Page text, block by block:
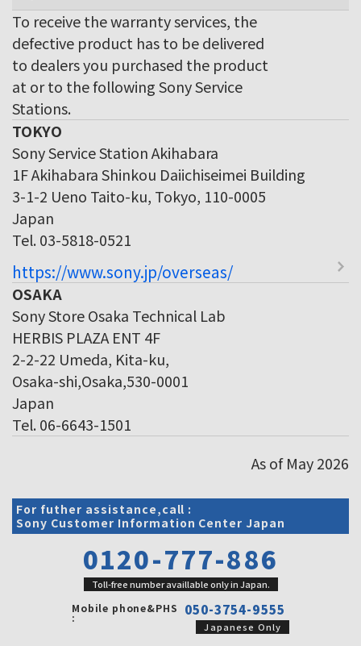
To receive the warranty services, the
defective product has to be delivered
to dealers you purchased the product
at or to the following Sony Service
Stations.
TOKYO
Sony Service Station Akihabara
1F Akihabara Shinkou Daiichiseimei Building
3-1-2 Ueno Taito-ku, Tokyo, 110-0005
Japan
Tel. 03-5818-0521
https://www.sony.jp/overseas/
OSAKA
Sony Store Osaka Technical Lab
HERBIS PLAZA ENT 4F
2-2-22 Umeda, Kita-ku,
Osaka-shi,Osaka,530-0001
Japan
Tel. 06-6643-1501
As of May 2026
For futher assistance,call :
Sony Customer Information Center Japan
0120-777-886
Toll-free number availlable only in Japan.
Mobile phone&PHS
: 050-3754-9555
Japanese Only